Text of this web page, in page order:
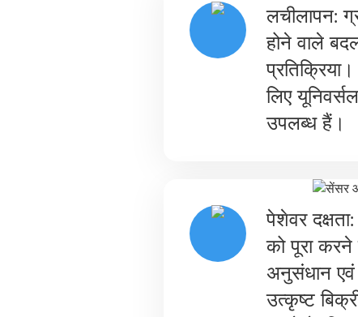
लचीलापन:
होने वाले
लिए
उपलब्ध हैं।
पेशेवर
को पूरा
अनुसंधान एवं
उत्कृष्ट